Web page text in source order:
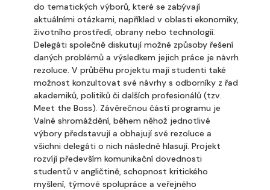
do tematických výborů, které se zabývají
aktuálními otázkami, například v oblasti ekonomiky,
životního prostředí, obrany nebo technologií.
Delegáti společně diskutují možné způsoby řešení
daných problémů a výsledkem jejich práce je návrh
rezoluce. V průběhu projektu mají studenti také
možnost konzultovat své návrhy s odborníky z řad
akademiků, politiků či dalších profesionálů (tzv.
Meet the Boss). Závěrečnou částí programu je
Valné shromáždění, během něhož jednotlivé
výbory představují a obhajují své rezoluce a
všichni delegáti o nich následně hlasují. Projekt
rozvíjí především komunikační dovednosti
studentů v angličtině, schopnost kritického
myšlení, týmové spolupráce a veřejného